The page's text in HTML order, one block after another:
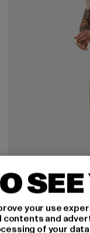
LONSDALE
Lonsdale
your use
and
of your